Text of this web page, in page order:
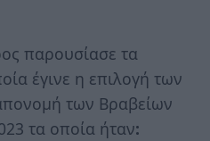
παρουσίασε τα
έγινε η επιλογή των
των Βραβείων
τα οποία ήταν: